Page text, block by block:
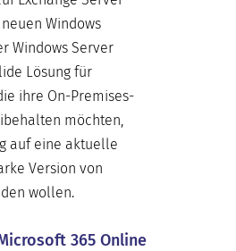
Windows
Windows Server
Lösung für
ihre On-Premises-
möchten,
auf eine aktuelle
Version von
wollen.
365 Online